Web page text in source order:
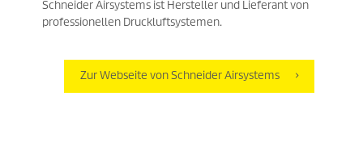
Schneider Airsystems ist Hersteller und Lieferant von
professionellen Druckluftsystemen.
Zur Webseite von Schneider Airsystems